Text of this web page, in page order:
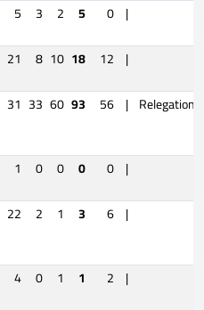
5 3 2 5 0 |
21 8 10 18 12 |
31 33 60 93 56 | Relegation
1 0 0 0 0 |
22 2 1 3 6 |
4 0 1 1 2 |